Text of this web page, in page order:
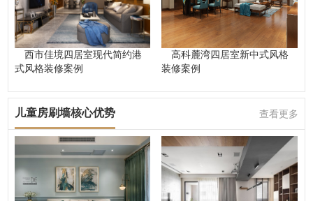
西市佳境四居室现代简约港
式风格装修案例
高科麓湾四居室新中式风格
装修案例
儿童房刷墙核心优势 查看更多